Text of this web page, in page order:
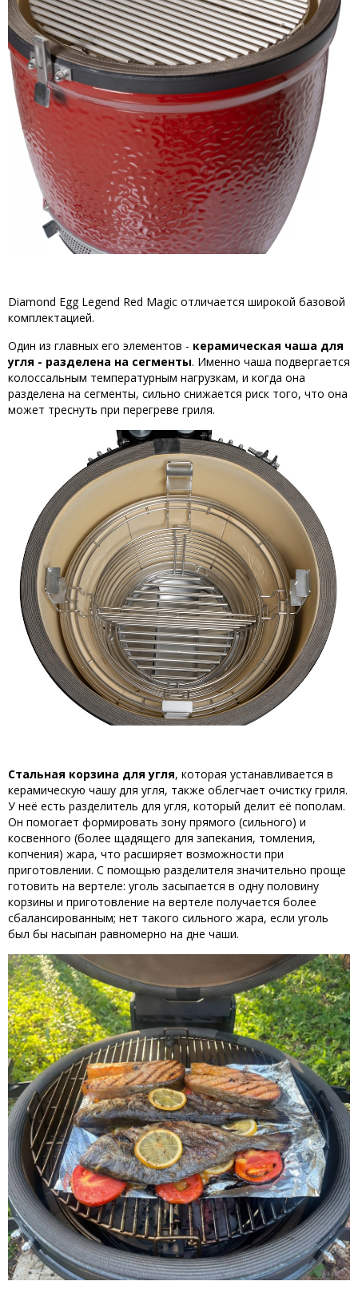
Diamond Egg Legend Red Magic отличается широкой базовой
комплектацией.
Один из главных его элементов - керамическая чаша для
угля - разделена на сегменты. Именно чаша подвергается
колоссальным температурным нагрузкам, и когда она
разделена на сегменты, сильно снижается риск того, что она
может треснуть при перегреве гриля.
Стальная корзина для угля, которая устанавливается в
керамическую чашу для угля, также облегчает очистку гриля.
У неё есть разделитель для угля, который делит её пополам.
Он помогает формировать зону прямого (сильного) и
косвенного (более щадящего для запекания, томления,
копчения) жара, что расширяет возможности при
приготовлении. С помощью разделителя значительно проще
готовить на вертеле: уголь засыпается в одну половину
корзины и приготовление на вертеле получается более
сбалансированным; нет такого сильного жара, если уголь
был бы насыпан равномерно на дне чаши.